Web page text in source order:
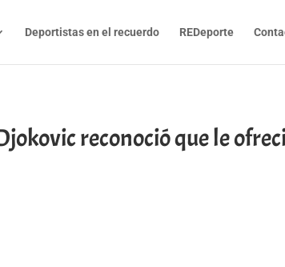
Deportistas en el recuerdo REDeporte
reconoció que le